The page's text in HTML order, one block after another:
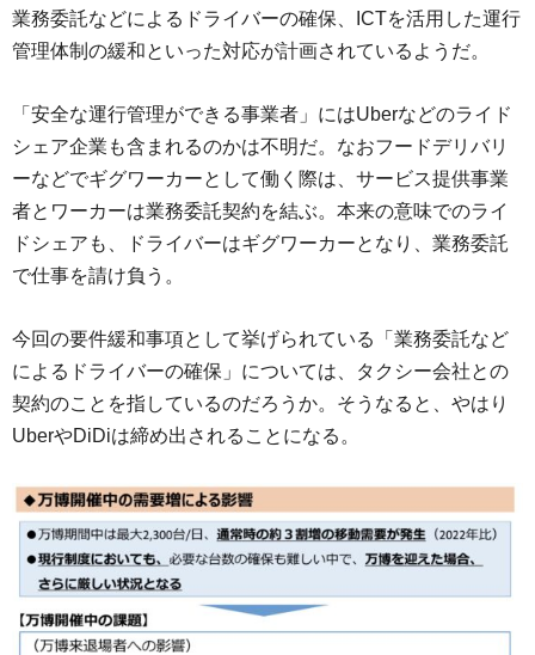
業務委託などによるドライバーの確保、ICTを活用した運行
管理体制の緩和といった対応が計画されているようだ。
「安全な運行管理ができる事業者」にはUberなどのライド
シェア企業も含まれるのかは不明だ。なおフードデリバリ
ーなどでギグワーカーとして働く際は、サービス提供事業
者とワーカーは業務委託契約を結ぶ。本来の意味でのライ
ドシェアも、ドライバーはギグワーカーとなり、業務委託
で仕事を請け負う。
今回の要件緩和事項として挙げられている「業務委託など
によるドライバーの確保」については、タクシー会社との
契約のことを指しているのだろうか。そうなると、やはり
UberやDiDiは締め出されることになる。